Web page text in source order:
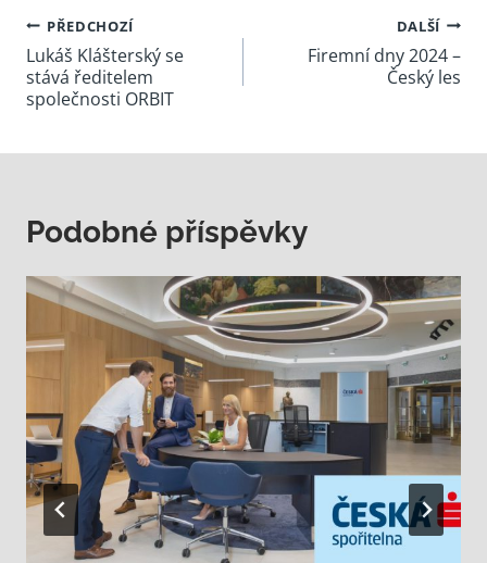
Navigace
pro
příspěvek
PŘEDCHOZÍ
Lukáš Klášterský se
stává ředitelem
společnosti ORBIT
DALŠÍ
Firemní dny 2024 –
Český les
Podobné příspěvky